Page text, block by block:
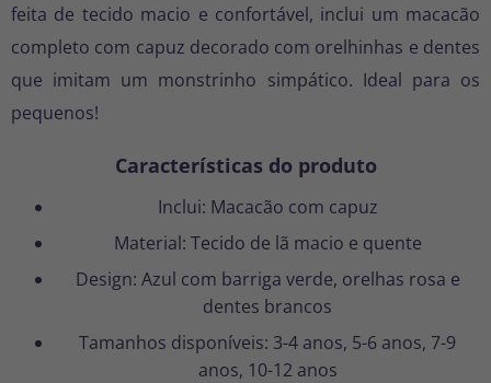
feita de tecido macio e confortável, inclui um macacão
completo com capuz decorado com orelhinhas e dentes
que imitam um monstrinho simpático. Ideal para os
pequenos!
Características do produto
Inclui: Macacão com capuz
Material: Tecido de lã macio e quente
Design: Azul com barriga verde, orelhas rosa e
dentes brancos
Tamanhos disponíveis: 3-4 anos, 5-6 anos, 7-9
anos, 10-12 anos